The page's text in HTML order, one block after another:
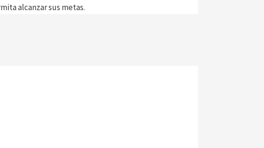
alcanzar sus metas.